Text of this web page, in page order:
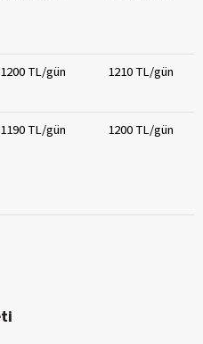
1200 TL/gün 1210 TL/gün
1190 TL/gün 1200 TL/gün